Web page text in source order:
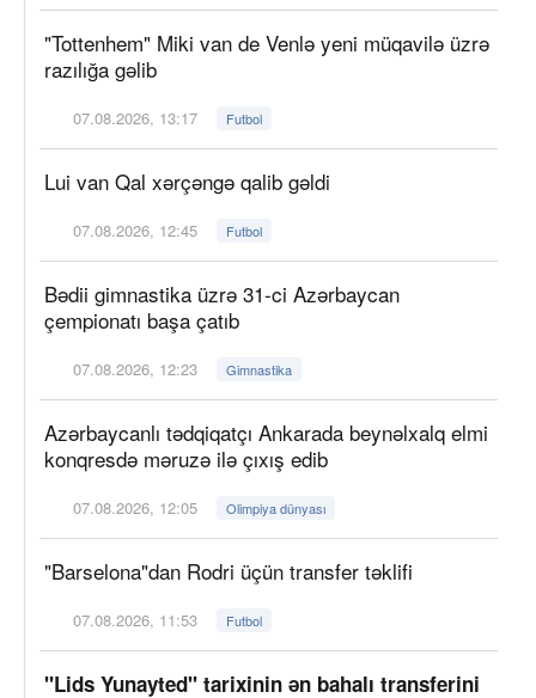
"Tottenhem" Miki van de Venlə yeni müqavilə üzrə
razılığa gəlib
07.08.2026, 13:17 Futbol
Lui van Qal xərçəngə qalib gəldi
07.08.2026, 12:45 Futbol
Bədii gimnastika üzrə 31-ci Azərbaycan
çempionatı başa çatıb
07.08.2026, 12:23 Gimnastika
Azərbaycanlı tədqiqatçı Ankarada beynəlxalq elmi
konqresdə məruzə ilə çıxış edib
07.08.2026, 12:05 Olimpiya dünyası
"Barselona"dan Rodri üçün transfer təklifi
07.08.2026, 11:53 Futbol
"Lids Yunayted" tarixinin ən bahalı transferini